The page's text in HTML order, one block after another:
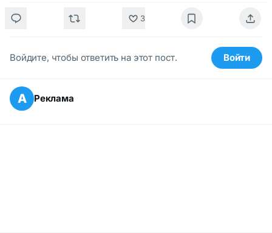
3
Войдите, чтобы ответить на этот пост. Войти
А Реклама